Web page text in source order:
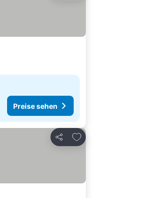
Preise sehen
Teilen
Zu Favoriten hinzufügen